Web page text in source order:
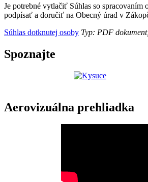
Je potrebné vytlačiť Súhlas so spracovaním
podpísať a doručiť na Obecný úrad v
Súhlas dotknutej osoby Typ: PDF
Spoznajte
Aerovizuálna prehliadka